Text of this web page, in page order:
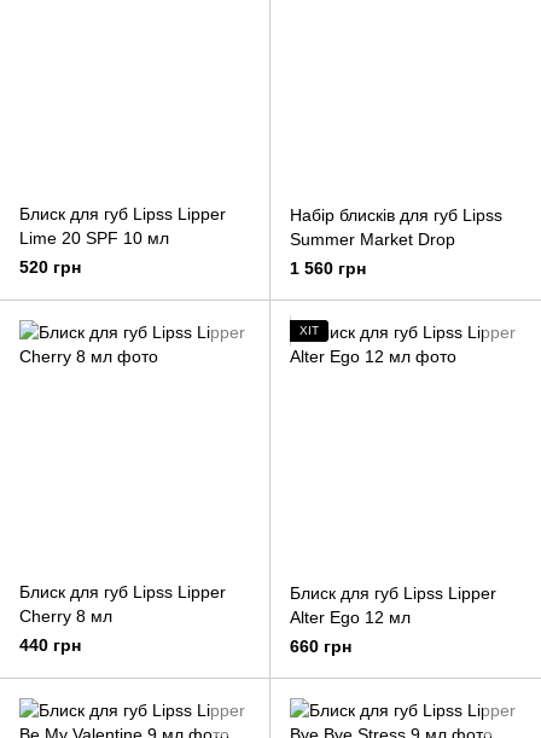
Блиск для губ Lipss Lipper
Lime 20 SPF 10 мл
520 грн
Набір блисків для губ Lipss
Summer Market Drop
1 560 грн
Блиск для губ Lipss Lipper
Cherry 8 мл
440 грн
ХІТ
Блиск для губ Lipss Lipper
Alter Ego 12 мл
660 грн